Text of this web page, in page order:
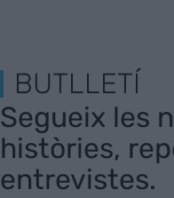
BUTLLETÍ
Segueix les
històries,
entrevistes.